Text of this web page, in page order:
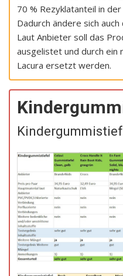
70 % Rezyklatanteil in
Dadurch ändere sich
Laut Anbieter soll das
ausgelistet und durch ein
Lacura ersetzt werden.